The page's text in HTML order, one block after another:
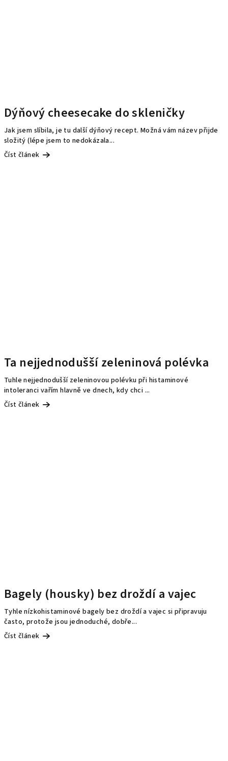
Dýňový cheesecake do skleničky
Jak jsem slíbila, je tu další dýňový recept. Možná vám název přijde
složitý (lépe jsem to nedokázala...
Číst článek
Ta nejjednodušší zeleninová polévka
Tuhle nejjednodušší zeleninovou polévku při histaminové
intoleranci vařím hlavně ve dnech, kdy chci ...
Číst článek
Bagely (housky) bez droždí a vajec
Tyhle nízkohistaminové bagely bez droždí a vajec si připravuju
často, protože jsou jednoduché, dobře...
Číst článek